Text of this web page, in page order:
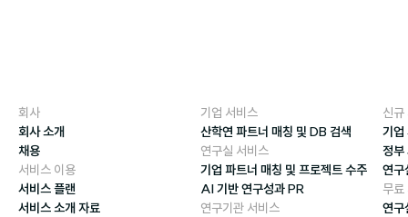
회사
회사 소개
채용
서비스 이용
서비스 플랜
서비스 소개 자료
기업 서비스
산학연 파트너 매칭 및 DB 검색
연구실 서비스
기업 파트너 매칭 및 프로젝트 수주
AI 기반 연구성과 PR
연구기관 서비스
신규
기업
정부
연구
무료
연구